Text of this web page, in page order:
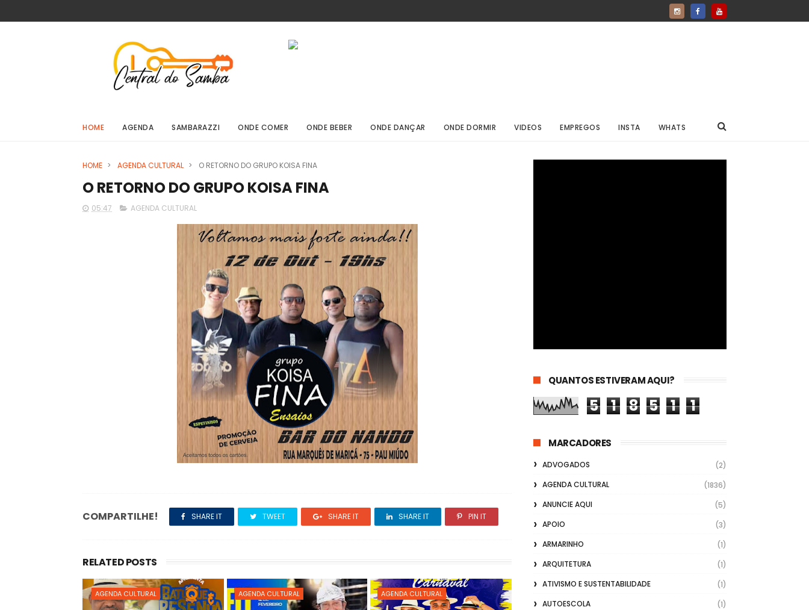
HOME AGENDA SAMBARAZZI ONDE COMER ONDE BEBER ONDE DANÇAR ONDE DORMIR VIDEOS EMPREGOS INSTA WHATS
HOME > AGENDA CULTURAL > O RETORNO DO GRUPO KOISA FINA
O RETORNO DO GRUPO KOISA FINA
05:47 AGENDA CULTURAL
COMPARTILHE! SHARE IT TWEET SHARE IT SHARE IT PIN IT
RELATED POSTS
AGENDA CULTURAL AGENDA CULTURAL AGENDA CULTURAL
QUANTOS ESTIVERAM AQUI?
5 1 8 5 1 1
MARCADORES
ADVOGADOS
(2)
AGENDA CULTURAL
(1836)
ANUNCIE AQUI
(5)
APOIO
(3)
ARMARINHO
(1)
ARQUITETURA
(1)
ATIVISMO E SUSTENTABILIDADE
(1)
AUTOESCOLA
(1)